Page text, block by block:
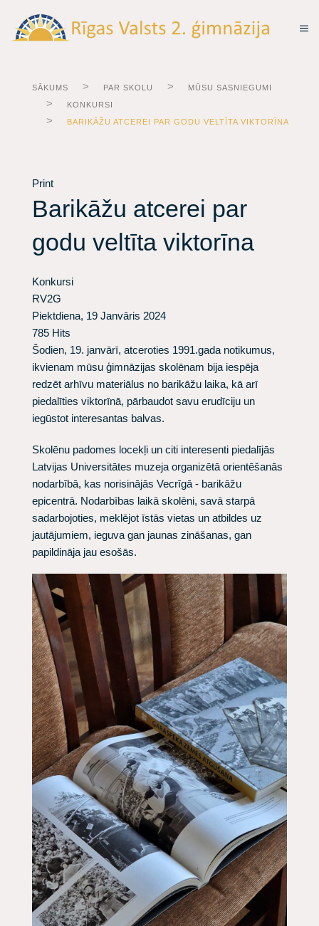
SĀKUMS PAR SKOLU
MŪSU SASNIEGUMI
KONKURSI
BARIKĀŽU ATCEREI PAR GODU VELTĪTA VIKTORĪNA
Print
Barikāžu atcerei par
godu veltīta viktorīna
Konkursi
RV2G
Piektdiena, 19 Janvāris 2024
785 Hits
Šodien, 19. janvārī, atceroties 1991.gada notikumus,
ikvienam mūsu ģimnāzijas skolēnam bija iespēja
redzēt arhīvu materiālus no barikāžu laika, kā arī
piedalīties viktorīnā, pārbaudot savu erudīciju un
iegūstot interesantas balvas.
Skolēnu padomes locekļi un citi interesenti piedalījās
Latvijas Universitātes muzeja organizētā orientēšanās
nodarbībā, kas norisinājās Vecrīgā - barikāžu
epicentrā. Nodarbības laikā skolēni, savā starpā
sadarbojoties, meklējot īstās vietas un atbildes uz
jautājumiem, ieguva gan jaunas zināšanas, gan
papildināja jau esošās.